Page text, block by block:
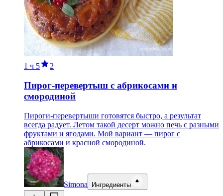
1 ч 5 2
Пирог-перевертыш с абрикосами и
смородиной
Пироги-перевертыши готовятся быстро, а результат
всегда радует. Летом такой десерт можно печь с разными
фруктами и ягодами. Мой вариант — пирог с
абрикосами и красной смородиной.
Simona Ингредиенты